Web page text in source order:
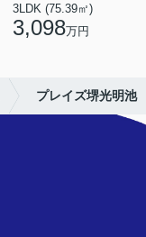
3LDK (75.39㎡)
3,098万円
プレイズ堺光明池